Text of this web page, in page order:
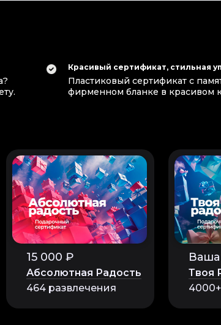
Красивый сертификат, стильная
Пластиковый сертификат с
фирменном бланке в красивом
15 000 ₽
Абсолютная Радость
464 развлечения
Твоя